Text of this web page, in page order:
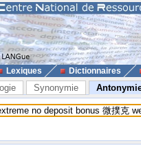
Lexiques Dictionnaires
Synonymie